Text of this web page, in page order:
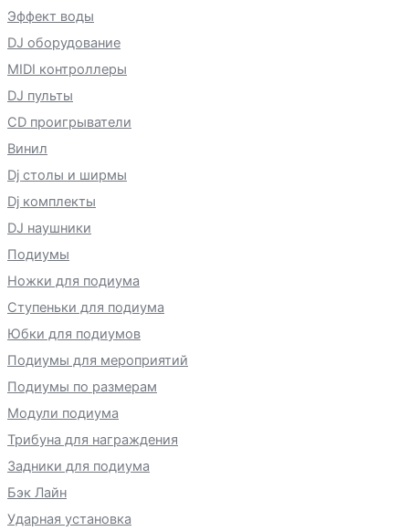
Эффект воды
DJ оборудование
MIDI контроллеры
DJ пульты
CD проигрыватели
Винил
Dj столы и ширмы
Dj комплекты
DJ наушники
Подиумы
Ножки для подиума
Ступеньки для подиума
Юбки для подиумов
Подиумы для мероприятий
Подиумы по размерам
Модули подиума
Трибуна для награждения
Задники для подиума
Бэк Лайн
Ударная установка